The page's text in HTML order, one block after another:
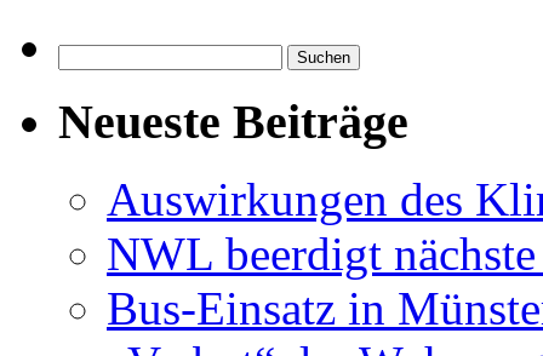
nach:
Neueste Beiträge
Auswirkungen des
NWL beerdigt
Bus-Einsatz in